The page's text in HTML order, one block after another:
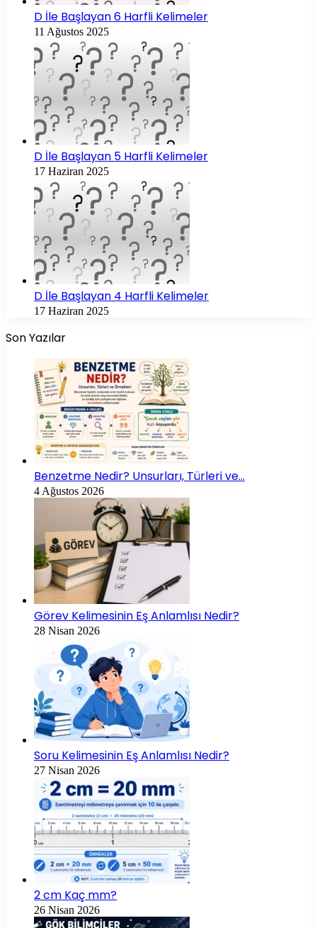
D İle Başlayan 6 Harfli Kelimeler
11 Ağustos 2025
D İle Başlayan 5 Harfli Kelimeler
17 Haziran 2025
D İle Başlayan 4 Harfli Kelimeler
17 Haziran 2025
Son Yazılar
Benzetme Nedir? Unsurları, Türleri ve…
4 Ağustos 2026
Görev Kelimesinin Eş Anlamlısı Nedir?
28 Nisan 2026
Soru Kelimesinin Eş Anlamlısı Nedir?
27 Nisan 2026
2 cm Kaç mm?
26 Nisan 2026